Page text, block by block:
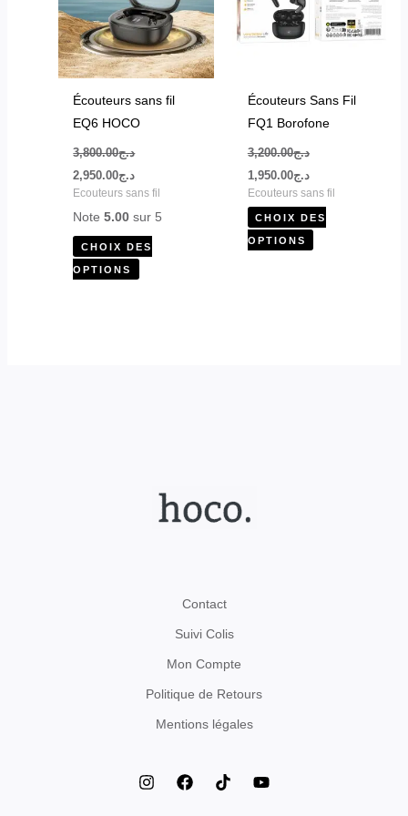
Écouteurs sans fil
EQ6 HOCO
د.ج3,800.00
د.ج2,950.00
Ecouteurs sans fil
Note5.00 sur 5
CHOIX DES
OPTIONS
Les
options
peuvent
Écouteurs Sans Fil
FQ1 Borofone
د.ج3,200.00
د.ج1,950.00
Ecouteurs sans fil
CHOIX DES
OPTIONS
Les
du
produit
Contact
Suivi Colis
Mon Compte
Politique de Retours
Mentions légales